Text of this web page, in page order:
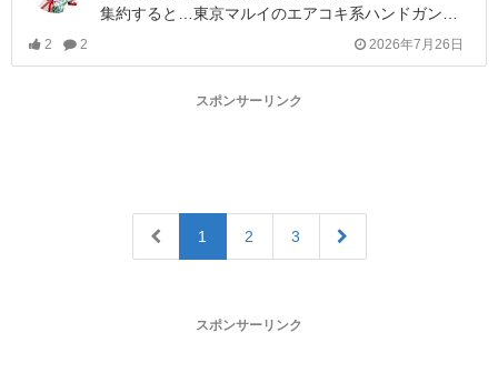
集約すると…東京マルイのエアコキ系ハンドガンの予備マガジンは…あるの？的なポストでした(-.-)y-~
2 2 2026年7月26日
スポンサーリンク
1 2 3
スポンサーリンク